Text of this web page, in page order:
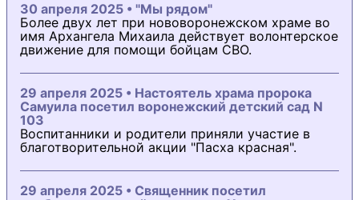
30 апреля 2025 • "Мы рядом"
Более двух лет при нововоронежском храме во
имя Архангела Михаила действует волонтерское
движение для помощи бойцам СВО.
29 апреля 2025 • Настоятель храма пророка
Самуила посетил воронежский детский сад N
103
Воспитанники и родители приняли участие в
благотворительной акции "Пасха красная".
29 апреля 2025 • Священник посетил